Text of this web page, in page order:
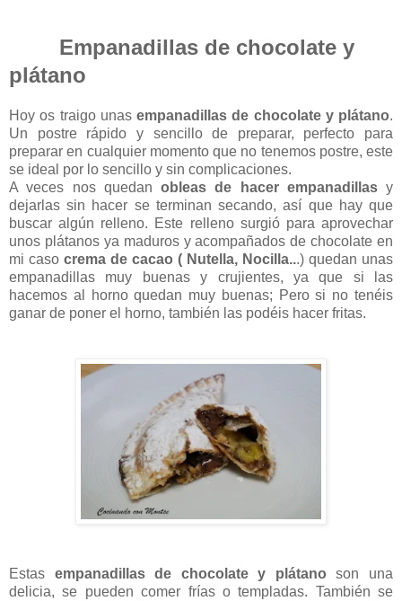
Empanadillas de chocolate y
plátano
Hoy os traigo unas empanadillas de chocolate y plátano.
Un postre rápido y sencillo de preparar, perfecto para
preparar en cualquier momento que no tenemos postre, este
se ideal por lo sencillo y sin complicaciones.
A veces nos quedan obleas de hacer empanadillasy
dejarlas sin hacer se terminan secando, así que hay que
buscar algún relleno. Este relleno surgió para aprovechar
unos plátanos ya maduros y acompañados de chocolate en
mi caso crema de cacao ( Nutella, Nocilla...) quedan unas
empanadillas muy buenas y crujientes, ya que si las
hacemos al horno quedan muy buenas; Pero si no tenéis
ganar de poner el horno, también las podéis hacer fritas.
Estas empanadillas de chocolate y plátano son una
delicia, se pueden comer frías o templadas. También se